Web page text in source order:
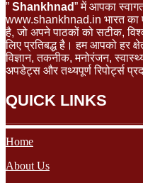
” Shankhnad” में आपका
www.shankhnad.in भारत का
है, जो अपने पाठकों को सटीक,
लिए प्रतिबद्ध है। हम आपको हर
विज्ञान, तकनीक, मनोरंजन,
अपडेट्स और तथ्यपूर्ण रिपोर्ट्स
QUICK LINKS
Home
About Us